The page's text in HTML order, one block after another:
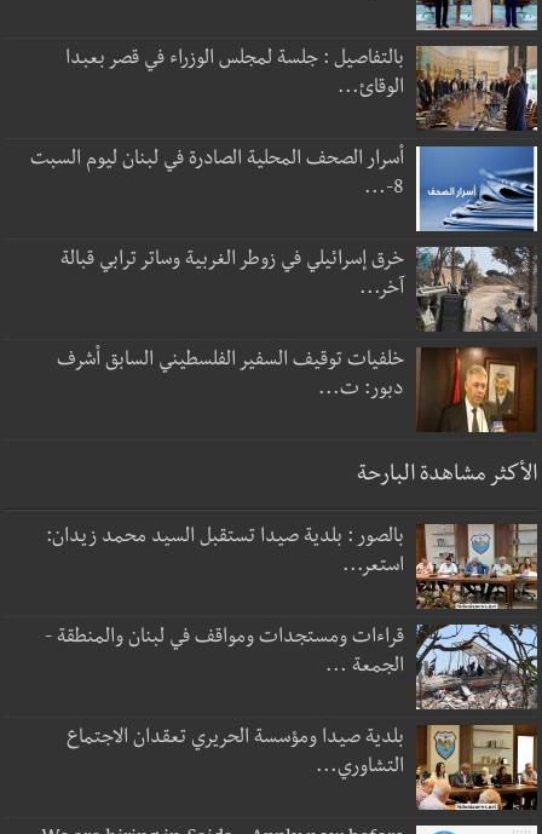
بالتفاصيل : جلسة لمجلس الوزراء في قصر بعبدا
الوقائ...
أسرار الصحف المحلية الصادرة في لبنان ليوم السبت
8-...
خرق إسرائيلي في زوطر الغربية وساتر ترابي قبالة
آخر...
خلفيات توقيف السفير الفلسطيني السابق أشرف
دبور: ت...
الأكثر مشاهدة البارحة
بالصور : بلدية صيدا تستقبل السيد محمد زيدان:
استعر...
قراءات ومستجدات ومواقف في لبنان والمنطقة -
الجمعة ...
بلدية صيدا ومؤسسة الحريري تعقدان الاجتماع
التشاوري...